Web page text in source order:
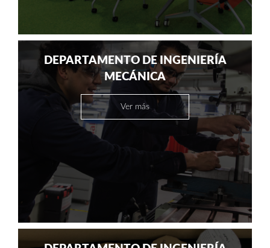
DEPARTAMENTO DE INGENIERÍA
MECÁNICA
Ver más